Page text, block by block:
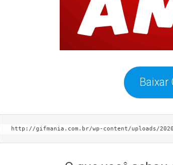
Baixar
http://gifmania.com.br/wp-content/uploads/